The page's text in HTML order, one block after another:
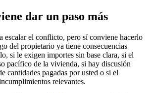
dar un paso más
escalar el conflicto, pero sí conviene hacerlo
del propietario ya tiene consecuencias
si le exigen importes sin base clara, si el
pacífico de la vivienda, si hay discusión
cantidades pagadas por usted o si el
relevantes.